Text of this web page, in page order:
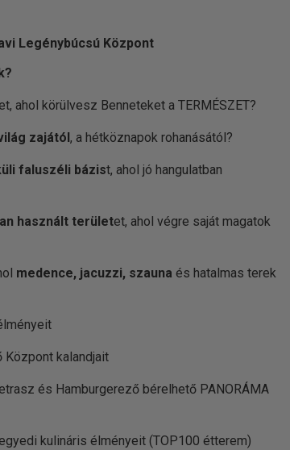
Legénybúcsú Központ
ahol körülvesz Benneteket a TERMÉSZET?
zajától, a hétköznapok rohanásától?
faluszéli bázist, ahol jó hangulatban
használt területet, ahol végre saját magatok
medence, jacuzzi, szauna és hatalmas terek
kalandjait
és Hamburgerező bérelhető PANORÁMA
kulináris élményeit (TOP100 étterem)